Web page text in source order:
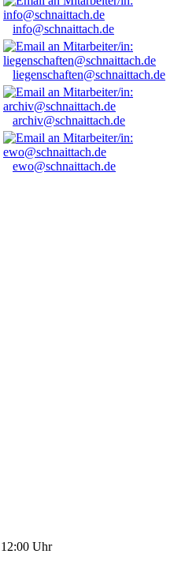
info@schnaittach.de
liegenschaften@schnaittach.de
archiv@schnaittach.de
ewo@schnaittach.de
Uhr